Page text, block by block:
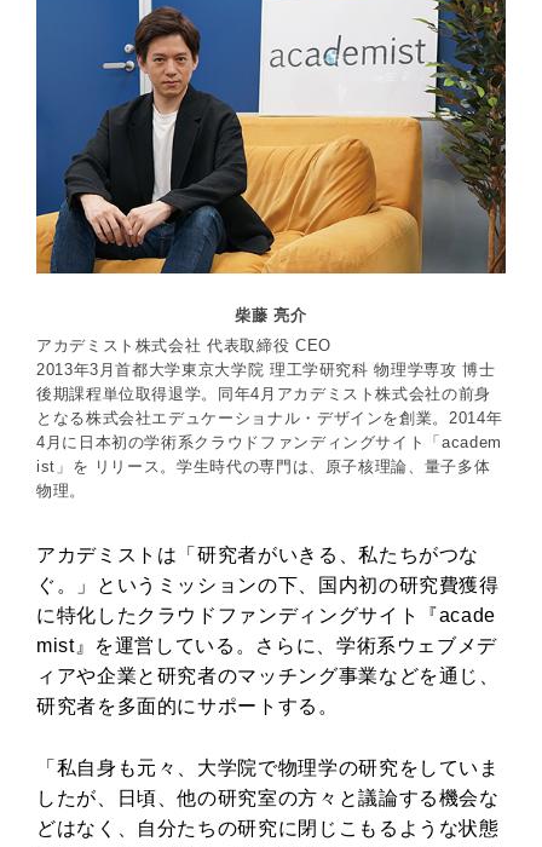
柴藤 亮介
アカデミスト株式会社 代表取締役 CEO
2013年3月首都大学東京大学院 理工学研究科 物理学専攻 博士
後期課程単位取得退学。同年4月アカデミスト株式会社の前身
となる株式会社エデュケーショナル・デザインを創業。2014年
4月に日本初の学術系クラウドファンディングサイト「academ
ist」を リリース。学生時代の専門は、原子核理論、量子多体
物理。
アカデミストは「研究者がいきる、私たちがつな
ぐ。」というミッションの下、国内初の研究費獲得
に特化したクラウドファンディングサイト『acade
mist』を運営している。さらに、学術系ウェブメデ
ィアや企業と研究者のマッチング事業などを通じ、
研究者を多面的にサポートする。
「私自身も元々、大学院で物理学の研究をしていま
したが、日頃、他の研究室の方々と議論する機会な
どはなく、自分たちの研究に閉じこもるような状態